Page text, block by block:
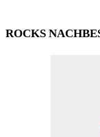
ROCKS